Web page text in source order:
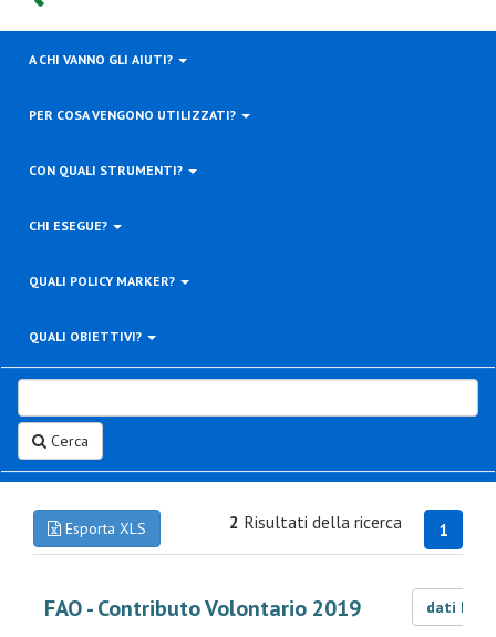
A CHI VANNO GLI AIUTI?
PER COSA VENGONO UTILIZZATI?
CON QUALI STRUMENTI?
CHI ESEGUE?
QUALI POLICY MARKER?
QUALI OBIETTIVI?
Cerca
Esporta XLS 1
2 Risultati della ricerca
FAO - Contributo Volontario 2019 dati LOD